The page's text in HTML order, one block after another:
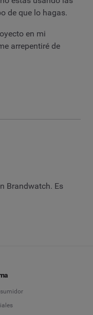
de que lo hagas.
en mi
arrepentiré de
Brandwatch. Es